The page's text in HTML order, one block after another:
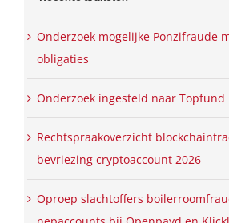
Onderzoek mogelijke Ponzifraude
obligaties
Onderzoek ingesteld naar Topfund
Rechtspraakoverzicht
bevriezing cryptoaccount 2026
Oproep slachtoffers